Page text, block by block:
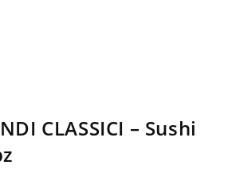
CLASSICI – Sushi